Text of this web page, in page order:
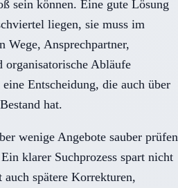
sein können. Eine gute Lösung
liegen, sie muss im
Ansprechpartner,
organisatorische Abläufe
eine Entscheidung, die auch über
hat.
wenige Angebote sauber prüfen
klarer Suchprozess spart nicht
spätere Korrekturen,